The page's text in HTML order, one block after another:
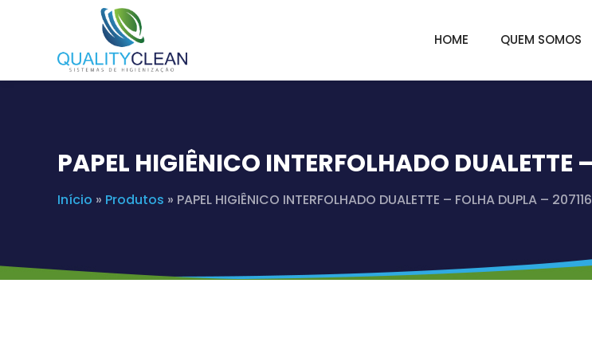
HOME QUEM SOMOS
PAPEL HIGIÊNICO INTERFOLHADO DUALETTE
Início » Produtos » PAPEL HIGIÊNICO INTERFOLHADO DUALETTE – FOLHA DUPLA –